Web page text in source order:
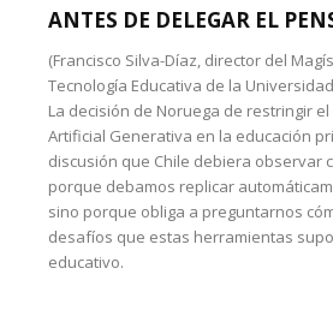
ANTES DE DELEGAR EL
(Francisco Silva-Díaz, director del
Tecnología Educativa de la
La decisión de Noruega de restringir
Artificial Generativa en la educación
discusión que Chile debiera observar
porque debamos replicar
sino porque obliga a preguntarnos
desafíos que estas herramientas
educativo.